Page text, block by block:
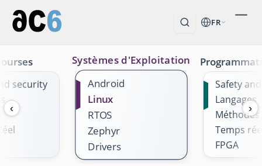
FR
‹
security
Systèmes d'Exploitation
Android
Linux
RTOS
Zephyr
Drivers
Safety
Langages
Méthodes
Temps
FPGA
›